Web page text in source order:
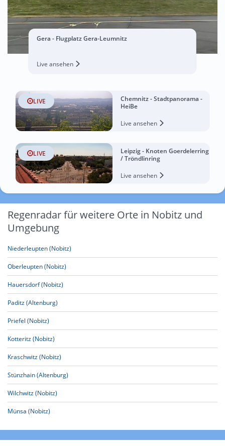
Gera - Flugplatz Gera-Leumnitz
Live ansehen
LIVE
Chemnitz - Stadtpanorama -
HeiBe
Live ansehen
LIVE
Leipzig - Knoten Goerdelerring
/ Tröndlinring
Live ansehen
Regenradar für weitere Orte in Nobitz und
Umgebung
Niederleupten (Nobitz)
Oberleupten (Nobitz)
Hauersdorf (Nobitz)
Paditz (Altenburg)
Priefel (Nobitz)
Kotteritz (Nobitz)
Kraschwitz (Nobitz)
Stünzhain (Altenburg)
Wilchwitz (Nobitz)
Münsa (Nobitz)